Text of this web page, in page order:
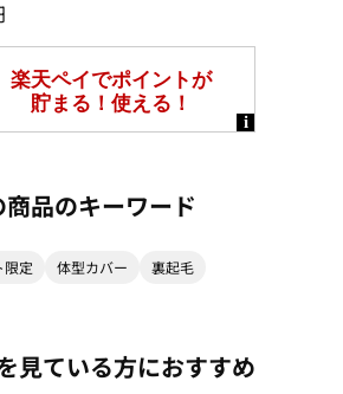
商品のキーワード
限定 体型カバー 裏起毛
見ている方におすすめ